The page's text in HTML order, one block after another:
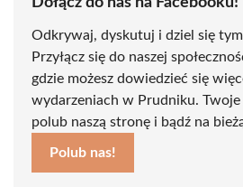
Odkrywaj, dyskutuj i dziel się
Przyłącz się do naszej
gdzie możesz dowiedzieć się
wydarzeniach w Prudniku. Twoje
polub naszą stronę i bądź na
Polub nas!